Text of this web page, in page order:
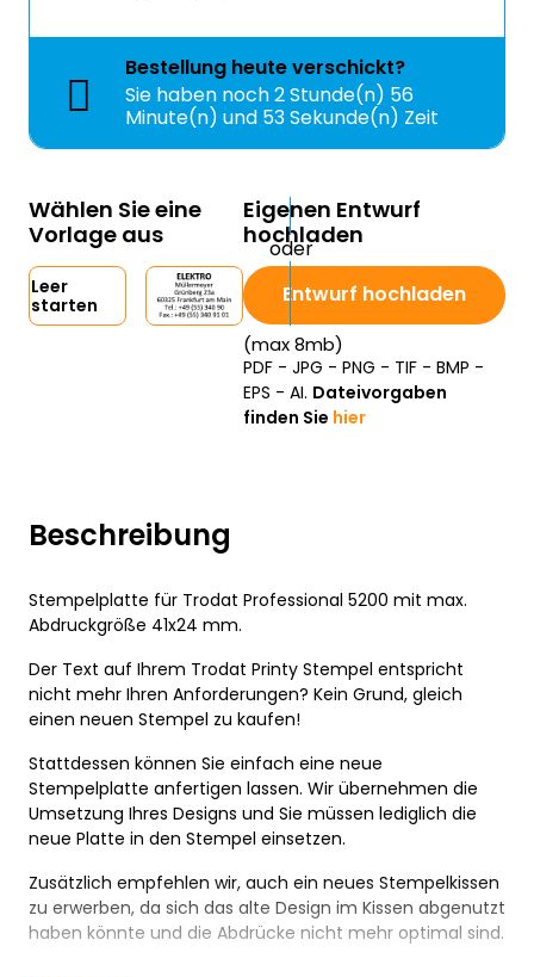
Beschreibung
Stempelplatte für Trodat Professional 5200 mit max.
Abdruckgröße 41x24 mm.
Der Text auf Ihrem Trodat Printy Stempel entspricht
nicht mehr Ihren Anforderungen? Kein Grund, gleich
einen neuen Stempel zu kaufen!
Stattdessen können Sie einfach eine neue
Stempelplatte anfertigen lassen. Wir übernehmen die
Umsetzung Ihres Designs und Sie müssen lediglich die
neue Platte in den Stempel einsetzen.
Zusätzlich empfehlen wir, auch ein neues Stempelkissen
zu erwerben, da sich das alte Design im Kissen abgenutzt
haben könnte und die Abdrücke nicht mehr optimal sind.
Bestellung heuteverschickt?
Sie haben noch2 Stunde(n) 56
Minute(n) und 52 Sekunde(n) Zeit
Wählen Sie eine
Vorlage aus
Leer
starten
Eigenen Entwurf
hochladen
Entwurf hochladen
(max 8mb)
PDF - JPG - PNG - TIF - BMP -
EPS - AI. Dateivorgaben
finden Sie hier